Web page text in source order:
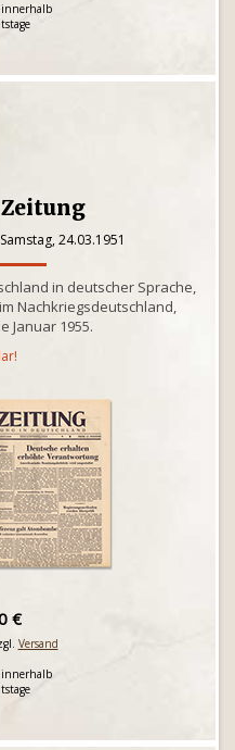
innerhalb
24.03.1951
in deutscher Sprache,
Nachkriegsdeutschland,
Januar 1955.
€
Versand
innerhalb